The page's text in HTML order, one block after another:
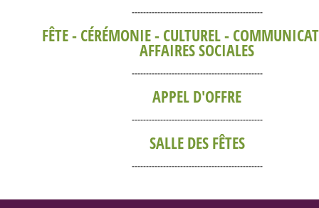
----------------------------------------------
FÊTE - CÉRÉMONIE - CULTUREL -
AFFAIRES SOCIALES
----------------------------------------------
APPEL D'OFFRE
----------------------------------------------
SALLE DES FÊTES
----------------------------------------------